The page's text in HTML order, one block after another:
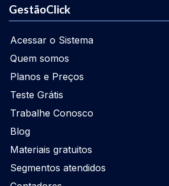
GestãoClick
Acessar o Sistema
Quem somos
Planos e Preços
Teste Grátis
Trabalhe Conosco
Blog
Materiais gratuitos
Segmentos atendidos